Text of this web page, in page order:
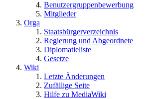
Benutzergruppenbewerbung
Mitglieder
Orga
Staatsbürgerverzeichnis
Regierung und Abgeordnete
Diplomatieliste
Gesetze
Wiki
Letzte Änderungen
Zufällige Seite
Hilfe zu MediaWiki